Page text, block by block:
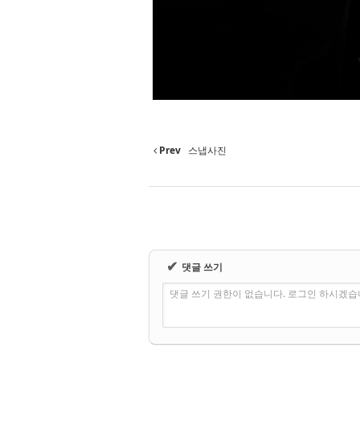
Prev 스냅사진
✔ 댓글 쓰기
댓글 쓰기 권한이 없습니다. 로그인 하시겠습